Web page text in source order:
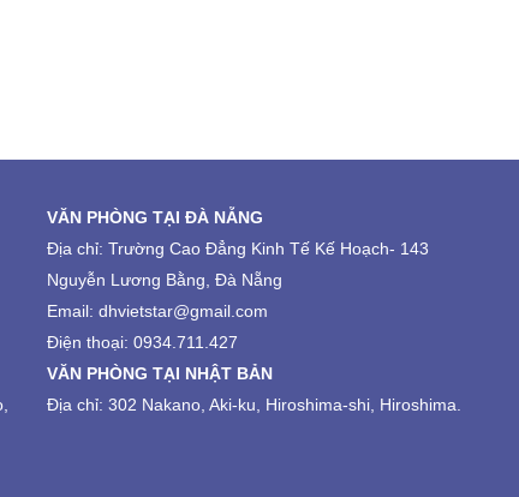
VĂN PHÒNG TẠI ĐÀ NẴNG
Địa chỉ: Trường Cao Đẳng Kinh Tế Kế Hoạch- 143
Nguyễn Lương Bằng, Đà Nẵng
Email: dhvietstar@gmail.com
Điện thoại: 0934.711.427
VĂN PHÒNG TẠI NHẬT BẢN
Địa chỉ: 302 Nakano, Aki-ku, Hiroshima-shi, Hiroshima.